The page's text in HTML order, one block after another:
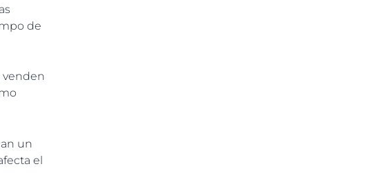
de
venden
un
el